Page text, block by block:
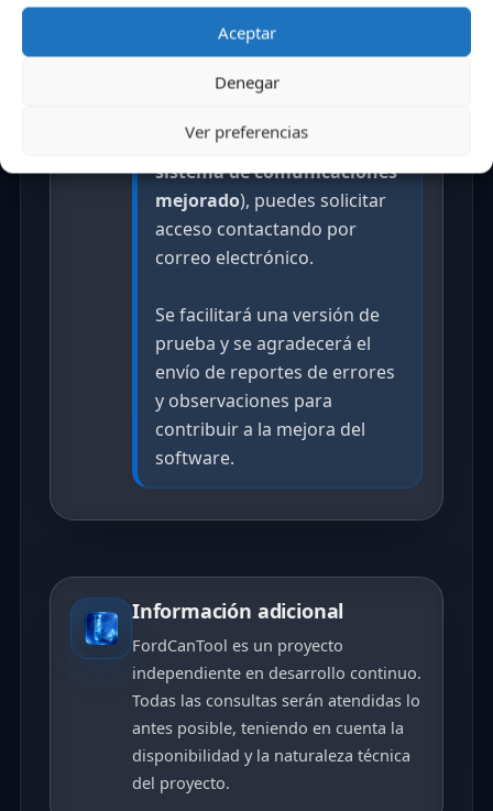
Aceptar
Denegar
Ver preferencias
Si deseas participar como
beta testery probar las
nuevas versiones BETA de
desarrollo con unnuevo
sistema de comunicaciones
mejorado), puedes solicitar
acceso contactando por
correo electrónico.
Se facilitará una versión de
prueba y se agradecerá el
envío de reportes de errores
y observaciones para
contribuir a la mejora del
software.
Información adicional
FordCanTool es un proyecto
independiente en desarrollo continuo.
Todas las consultas serán atendidas lo
antes posible, teniendo en cuenta la
disponibilidad y la naturaleza técnica
del proyecto.